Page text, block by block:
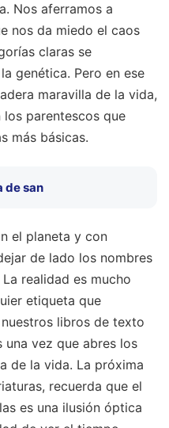
Nos aferramos a
nos da miedo el caos
claras se
genética. Pero en ese
maravilla de la vida,
los parentescos que
más básicas.
de san
el planeta y con
de lado los nombres
realidad es mucho
etiqueta que
libros de texto
vez que abres los
de la vida. La próxima
recuerda que el
es una ilusión óptica